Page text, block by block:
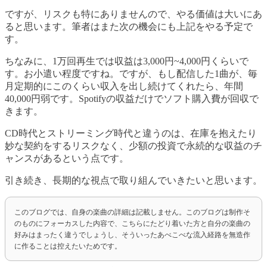
ですが、リスクも特にありませんので、やる価値は大いにあ
ると思います。筆者はまた次の機会にも上記をやる予定で
す。
ちなみに、1万回再生では収益は3,000円~4,000円くらいで
す。お小遣い程度ですね。ですが、もし配信した1曲が、毎
月定期的にこのくらい収入を出し続けてくれたら、年間
40,000円弱です。Spotifyの収益だけでソフト購入費が回収で
きます。
CD時代とストリーミング時代と違うのは、在庫を抱えたり
妙な契約をするリスクなく、少額の投資で永続的な収益のチ
ャンスがあるという点です。
引き続き、長期的な視点で取り組んでいきたいと思います。
このブログでは、自身の楽曲の詳細は記載しません。このブログは制作そ
のものにフォーカスした内容で、こちらにたどり着いた方と自分の楽曲の
好みはまったく違うでしょうし、そういったあべこべな流入経路を無造作
に作ることは控えたいためです。